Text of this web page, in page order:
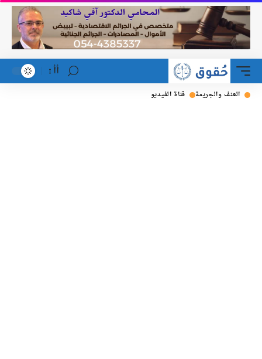
أأ
العنف والجريمة قناة الفيديو